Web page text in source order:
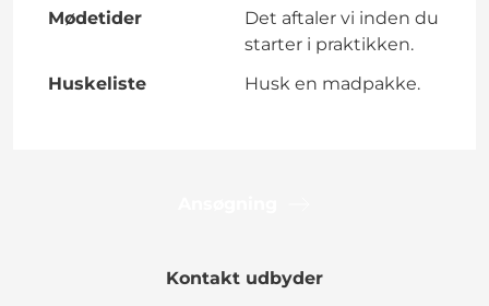
Mødetider
Det aftaler vi inden du
starter i praktikken.
Huskeliste
Husk en madpakke.
Kontakt udbyder